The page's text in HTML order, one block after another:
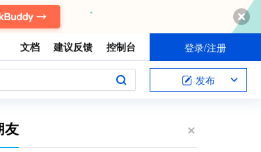
文档 建议反馈 控制台 登录/注册
发布
友